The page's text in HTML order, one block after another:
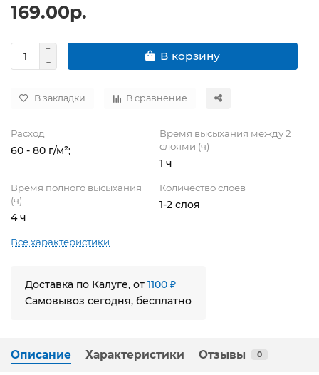
169.00р.
В корзину
В закладки В сравнение
Расход
60 - 80 г/м²;
Время высыхания между 2
слоями (ч)
1 ч
Время полного высыхания
(ч)
4 ч
Количество слоев
1-2 слоя
Все характеристики
Доставка по Калуге, от 1100 ₽
Самовывоз сегодня, бесплатно
Описание Характеристики Отзывы 0